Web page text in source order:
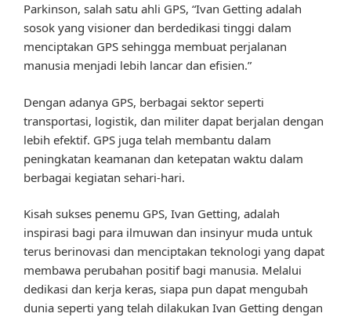
Parkinson, salah satu ahli GPS, “Ivan Getting adalah
sosok yang visioner dan berdedikasi tinggi dalam
menciptakan GPS sehingga membuat perjalanan
manusia menjadi lebih lancar dan efisien.”
Dengan adanya GPS, berbagai sektor seperti
transportasi, logistik, dan militer dapat berjalan dengan
lebih efektif. GPS juga telah membantu dalam
peningkatan keamanan dan ketepatan waktu dalam
berbagai kegiatan sehari-hari.
Kisah sukses penemu GPS, Ivan Getting, adalah
inspirasi bagi para ilmuwan dan insinyur muda untuk
terus berinovasi dan menciptakan teknologi yang dapat
membawa perubahan positif bagi manusia. Melalui
dedikasi dan kerja keras, siapa pun dapat mengubah
dunia seperti yang telah dilakukan Ivan Getting dengan